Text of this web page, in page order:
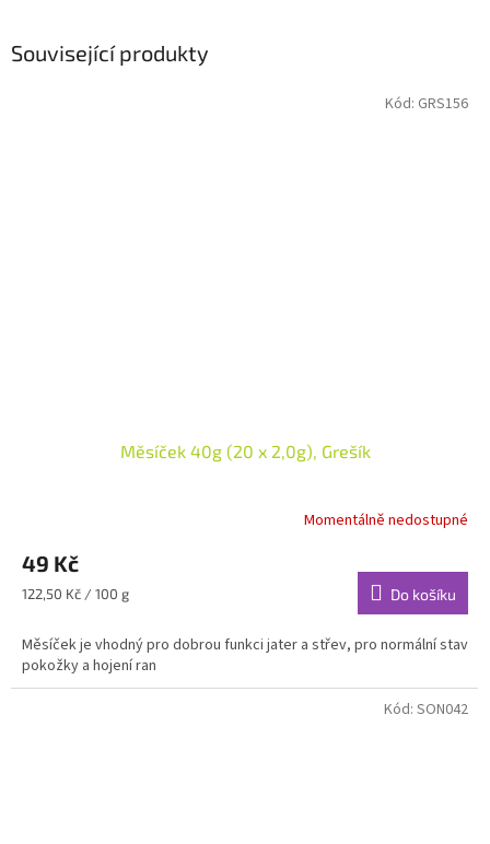
Související produkty
Měsíček 40g (20 x 2,0g), Grešík
Momentálně nedostupné
49 Kč
Měrná
122,50 Kč / 100 g Do košíku
Měsíček je vhodný pro dobrou funkci jater a střev, pro normální stav
pokožky a hojení ran
Kód: GRS156
Kód: SON042